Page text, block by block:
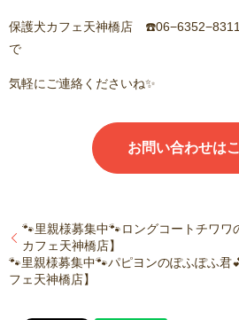
保護犬カフェ天神橋店
で
気軽にご連絡くださいね✨
お問い合わせは
🐾里親様募集中🐾ロングコートチワワ
カフェ天神橋店】
🐾里親様募集中🐾パピヨンのぽふぽふ君
フェ天神橋店】